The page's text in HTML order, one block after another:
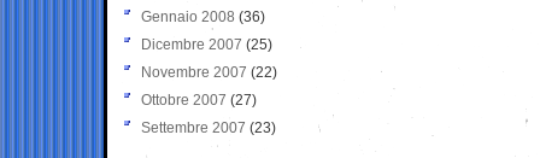
Gennaio 2008 (36)
Dicembre 2007 (25)
Novembre 2007 (22)
Ottobre 2007 (27)
Settembre 2007 (23)